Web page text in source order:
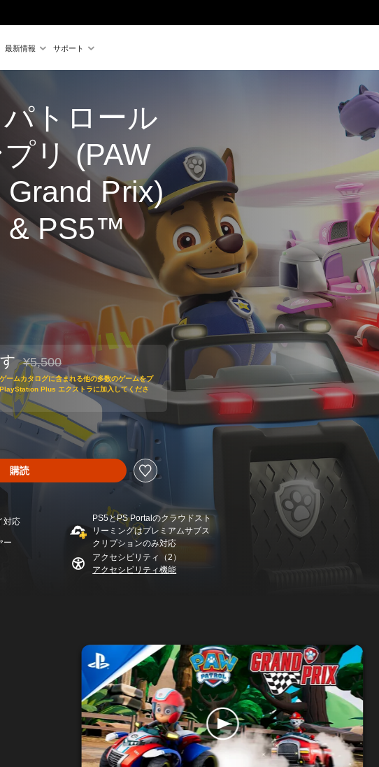
最新情報 サポート
パトロール
リ (PAW
Grand Prix)
& PS5™
通常価格¥5,500より値引き
¥5,500
ームカタログに含まれる他の多数のゲームをプ
Plus エクストラに加入してくださ
購読
対応
ー
PS5とPS Portalのクラウドスト
リーミングはプレミアムサブス
クリプションのみ対応
アクセシビリティ（2）
アクセシビリティ機能